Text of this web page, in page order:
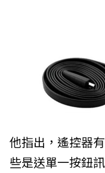
他指出，遙控器
些是送單一按鈕